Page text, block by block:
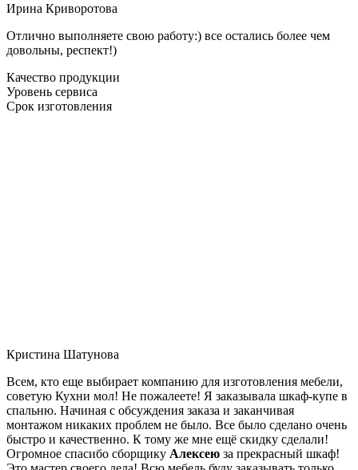
Ирина Криворотова
Отлично выполняете свою работу:) все остались более чем
довольны, респект!)
Качество продукции
Уровень сервиса
Срок изготовления
Кристина Шатунова
Всем, кто еще выбирает компанию для изготовления мебели,
советую Кухни мол! Не пожалеете! Я заказывала шкаф-купе в
спальню. Начиная с обсуждения заказа и заканчивая
монтажом никаких проблем не было. Все было сделано очень
быстро и качественно. К тому же мне ещё скидку сделали!
Огромное спасибо сборщику Алексею за прекрасный шкаф!